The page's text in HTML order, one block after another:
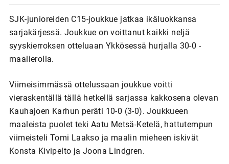
SJK-junioreiden C15-joukkue jatkaa ikäluokkansa
sarjakärjessä. Joukkue on voittanut kaikki neljä
syyskierroksen otteluaan Ykkösessä hurjalla 30-0 -
maalierolla.
Viimeisimmässä ottelussaan joukkue voitti
vieraskentällä tällä hetkellä sarjassa kakkosena olevan
Kauhajoen Karhun peräti 10-0 (3-0). Joukkueen
maaleista puolet teki Aatu Metsä-Ketelä, hattutempun
viimeisteli Tomi Laakso ja maalin mieheen iskivät
Konsta Kivipelto ja Joona Lindgren.